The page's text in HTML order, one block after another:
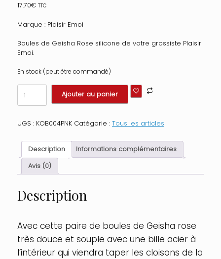
17.70€ TTC
Marque : Plaisir Emoi
Boules de Geisha Rose silicone de votre grossiste Plaisir
Emoi.
En stock (peut être commandé)
quantité
de
Boules
Geisha
silicone
Couleur
Rose
Ajouter au panier
UGS : KOB004PNK Catégorie : Tous les articles
Description
Informations complémentaires
Avis (0)
Description
Avec cette paire de boules de Geisha rose
très douce et souple avec une bille acier à
l’intérieur qui viendra taper les cloisons de la